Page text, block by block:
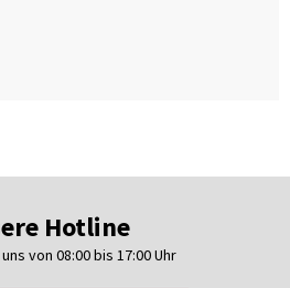
Hotline
von 08:00 bis 17:00 Uhr